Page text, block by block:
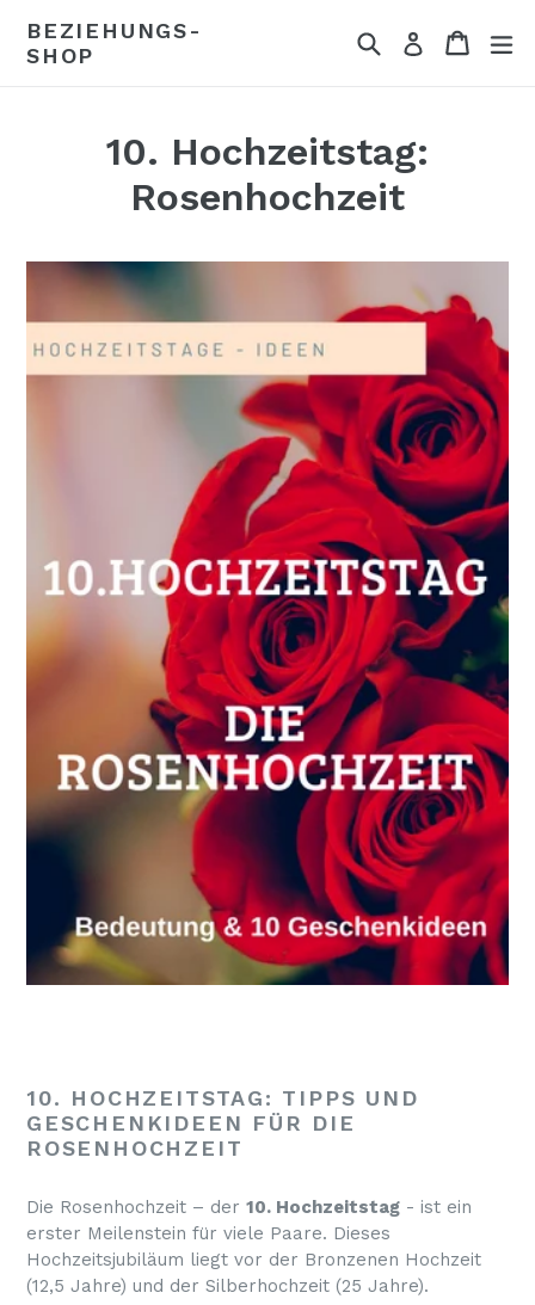
zum
Inhalt
BEZIEHUNGS-
SHOP
SuchenEinloggen
10. Hochzeitstag:
Rosenhochzeit
10. HOCHZEITSTAG: TIPPS UND
GESCHENKIDEEN FÜR DIE
ROSENHOCHZEIT
Die Rosenhochzeit – der 10. Hochzeitstag - ist ein
erster Meilenstein für viele Paare. Dieses
Hochzeitsjubiläum liegt vor der Bronzenen Hochzeit
(12,5 Jahre) und der Silberhochzeit (25 Jahre).